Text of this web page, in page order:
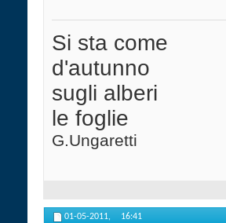
Si sta come
d'autunno
sugli alberi
le foglie
G.Ungaretti
01-05-2011, 16:41